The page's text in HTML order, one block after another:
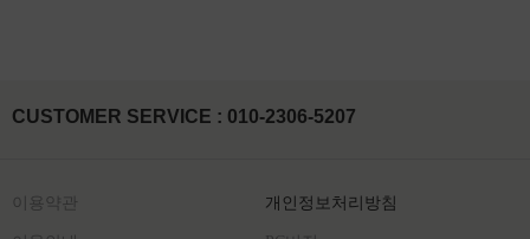
CUSTOMER SERVICE : 010-2306-5207
이용약관 개인정보처리방침